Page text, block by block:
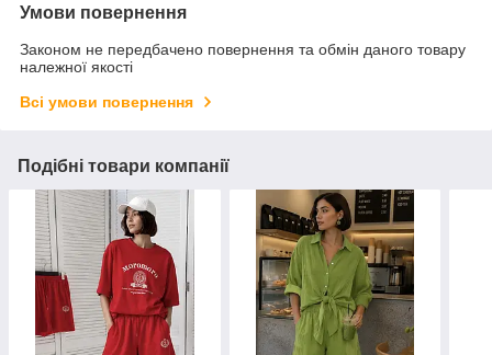
Умови повернення
Законом не передбачено повернення та обмін даного товару
належної якості
Всі умови повернення
Подібні товари компанії